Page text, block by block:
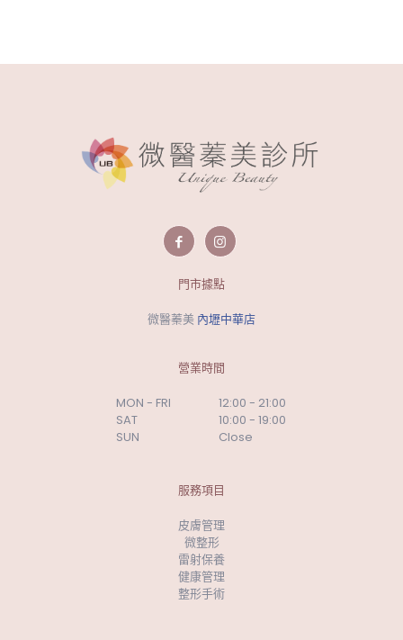
門市據點
微醫蓁美 內壢中華店
營業時間
MON - FRI
12:00 - 21:00
SAT
10:00 - 19:00
SUN
Close
服務項目
皮膚管理
微整形
雷射保養
健康管理
整形手術